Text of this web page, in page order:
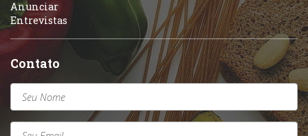
Anunciar
Entrevistas
Contato